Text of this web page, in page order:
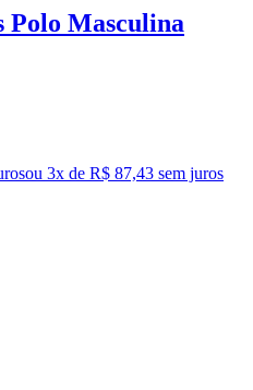
Polo Masculina
ou 3x de R$ 87,43 sem juros